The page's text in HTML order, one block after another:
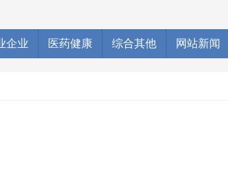
企业 医药健康 综合其他 网站新闻